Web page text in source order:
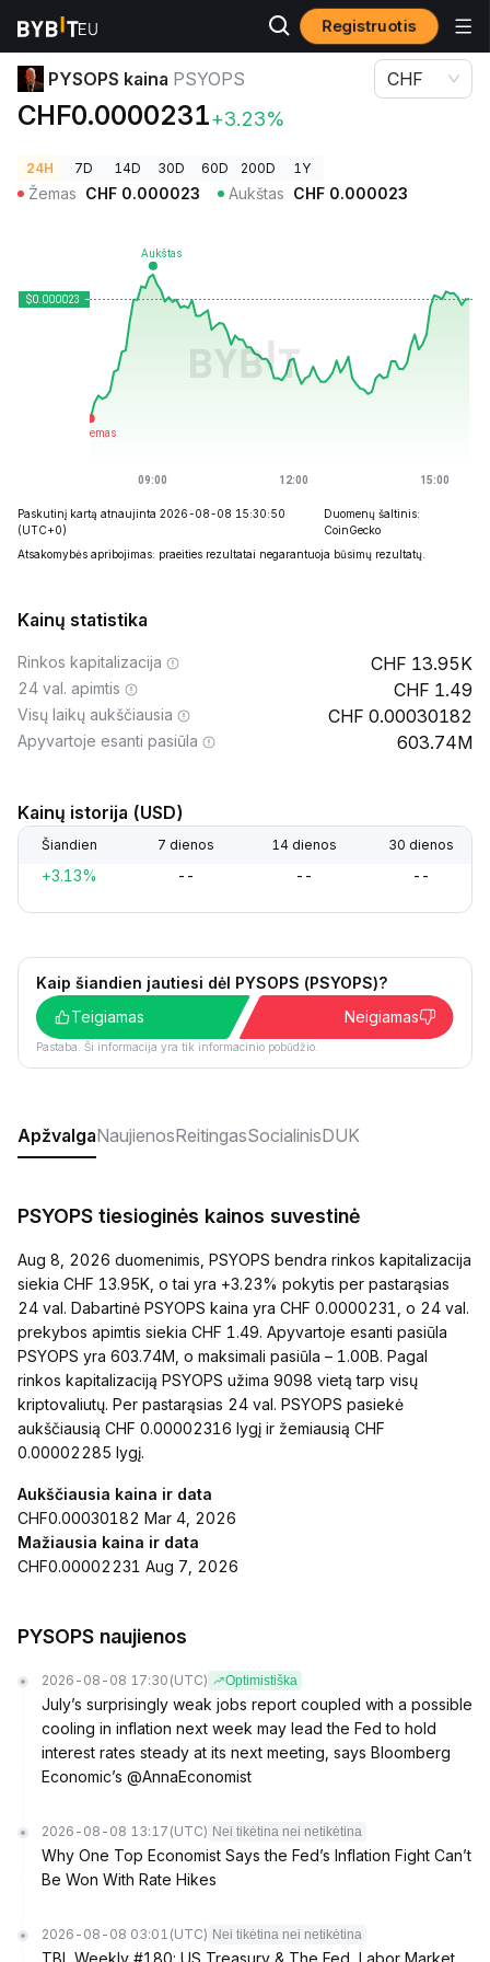
Registruotis
Kriptovaliutų kainos PYSOPS kaina PSYOPS
PYSOPS kaina PSYOPS
CHF0.0000231+3.23%
CHF
24H 7D 14D 30D 60D 200D 1Y
Žemas CHF 0.000023 Aukštas CHF 0.000023
Paskutinį kartą atnaujinta 2026-08-08 15:30:50
(UTC+0)
Duomenų šaltinis:
CoinGecko
Atsakomybės apribojimas: praeities rezultatai negarantuoja būsimų rezultatų.
Kainų statistika
Rinkos kapitalizacija 13.95K
24 val. apimtis 1.49
Visų laikų aukščiausia 0.00030182
Apyvartoje esanti pasiūla 603.74M
Kainų istorija (USD)
Šiandien 7 dienos 14 dienos 30 dienos
+3.13% -- -- --
Kaip šiandien jautiesi dėl PYSOPS (PSYOPS)?
Teigiamas
Neigiamas
Pastaba. Ši informacija yra tik informacinio pobūdžio.
ApžvalgaNaujienosReitingasSocialinisDUK
PSYOPS tiesioginės kainos suvestinė
Aug 8, 2026 duomenimis, PSYOPS bendra rinkos kapitalizacija
siekia CHF 13.95K, o tai yra +3.23% pokytis per pastarąsias
24 val. Dabartinė PSYOPS kaina yra CHF 0.0000231, o 24 val.
prekybos apimtis siekia CHF 1.49. Apyvartoje esanti pasiūla
PSYOPS yra 603.74M, o maksimali pasiūla – 1.00B. Pagal
rinkos kapitalizaciją PSYOPS užima 9098 vietą tarp visų
kriptovaliutų. Per pastarąsias 24 val. PSYOPS pasiekė
aukščiausią CHF 0.00002316 lygį ir žemiausią CHF
0.00002285 lygį.
Aukščiausia kaina ir data
CHF0.00030182 Mar 4, 2026
Mažiausia kaina ir data
CHF0.00002231 Aug 7, 2026
PYSOPS naujienos
2026-08-08 17:30 (UTC) Optimistiška
July’s surprisingly weak jobs report coupled with a possible
cooling in inflation next week may lead the Fed to hold
interest rates steady at its next meeting, says Bloomberg
Economic’s @AnnaEconomist
2026-08-08 13:17 (UTC) Nei tikėtina nei netikėtina
Why One Top Economist Says the Fed’s Inflation Fight Can’t
Be Won With Rate Hikes
2026-08-08 03:01 (UTC) Nei tikėtina nei netikėtina
TBL Weekly #180: US Treasury & The Fed, Labor Market,